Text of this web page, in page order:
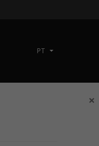
PT
×